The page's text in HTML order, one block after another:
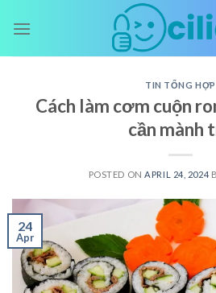
TIN TỔNG HỢP
Cách làm cơm cuộn
cần mành
POSTED ON APRIL 24, 2024
24
Apr